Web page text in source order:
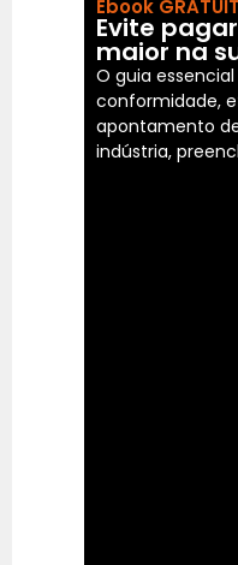
Ebook
Evite
maior na
O guia
conformidade,
apontamento
indústria,